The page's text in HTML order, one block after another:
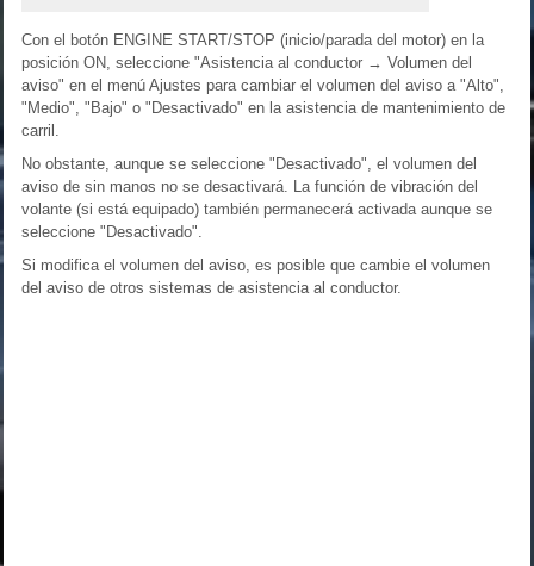
Con el botón ENGINE START/STOP (inicio/parada del motor) en la
posición ON, seleccione "Asistencia al conductor → Volumen del
aviso" en el menú Ajustes para cambiar el volumen del aviso a "Alto",
"Medio", "Bajo" o "Desactivado" en la asistencia de mantenimiento de
carril.
No obstante, aunque se seleccione "Desactivado", el volumen del
aviso de sin manos no se desactivará. La función de vibración del
volante (si está equipado) también permanecerá activada aunque se
seleccione "Desactivado".
Si modifica el volumen del aviso, es posible que cambie el volumen
del aviso de otros sistemas de asistencia al conductor.